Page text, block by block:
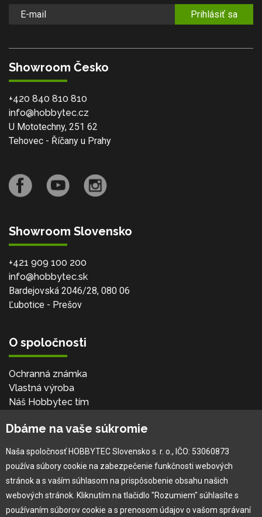
Prihlásiť sa
Showroom Česko
+420 840 810 810
info@hobbytec.cz
U Mototechny, 251 62
Tehovec - Říčany u Prahy
Showroom Slovensko
+421 909 100 200
info@hobbytec.sk
Bardejovská 2046/28, 080 06
Ľubotice - Prešov
O spoločnosti
Ochranná známka
Vlastná výroba
Náš Hobbytec tím
Naša história
Pre zákazníka
Garancia najlepšej ceny
Dbáme na vaše súkromie
Naša spoločnosť HOBBYTEC Slovensko s. r. o., IČO: 53060873
používa súbory cookie na zabezpečenie funkčnosti webových
stránok a s vaším súhlasom na prispôsobenie obsahu našich
webových stránok. Kliknutím na tlačidlo "Rozumiem" súhlasíte s
používaním súborov cookie a s prenosom údajov o vašom správaní